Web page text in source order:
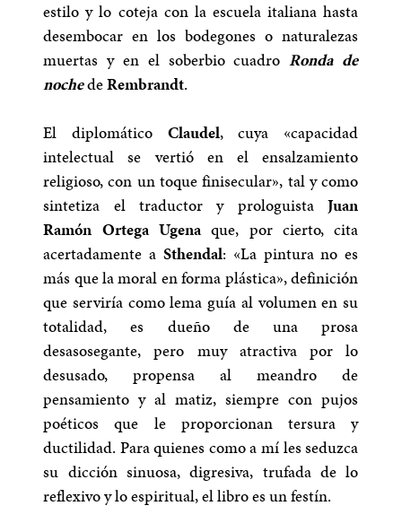
estilo y lo coteja con la escuela italiana hasta
desembocar en los bodegones o naturalezas
muertas y en el soberbio cuadroRonda de
nochedeRembrandt.
El diplomático Claudel, cuya «capacidad
intelectual se vertió en el ensalzamiento
religioso, con un toque finisecular», tal y como
sintetiza el traductor y prologuistaJuan
Ramón Ortega Ugenaque, por cierto, cita
acertadamente a Sthendal: «La pintura no es
más que la moral en forma plástica», definición
que serviría como lema guía al volumen en su
totalidad, es dueño de una prosa
desasosegante, pero muy atractiva por lo
desusado, propensa al meandro de
pensamiento y al matiz, siempre con pujos
poéticos que le proporcionan tersura y
ductilidad. Para quienes como a mí les seduzca
su dicción sinuosa, digresiva, trufada de lo
reflexivo y lo espiritual, el libro es un festín.